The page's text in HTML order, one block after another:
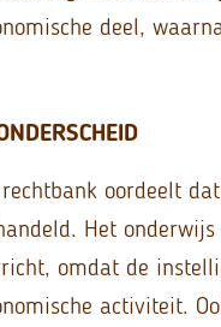
deel,
rechtbank oordeelt
Het
omdat de
activiteit.